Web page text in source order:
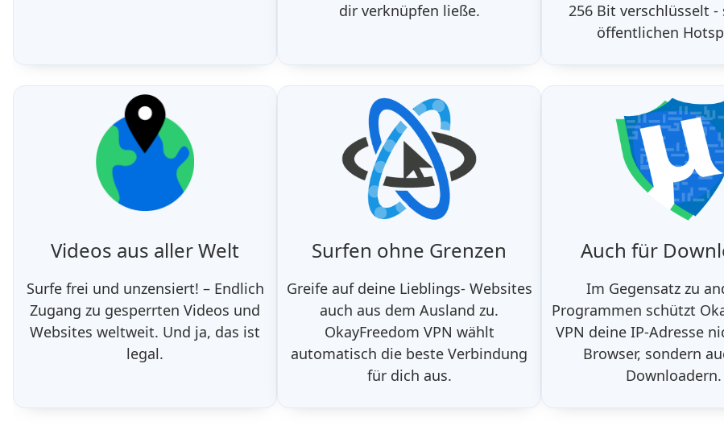
dir verknüpfen ließe.
256 Bit verschlüsselt -
öffentlichen
Videos aus aller Welt
Surfe frei und unzensiert! – Endlich
Zugang zu gesperrten Videos und
Websites weltweit. Und ja, das ist
legal.
Surfen ohne Grenzen
Greife auf deine Lieblings- Websites
auch aus dem Ausland zu.
OkayFreedom VPN wählt
automatisch die beste Verbindung
für dich aus.
Auch für
Im Gegensatz zu
Programmen schützt
VPN deine IP-Adresse
Browser, sondern
Downloadern.